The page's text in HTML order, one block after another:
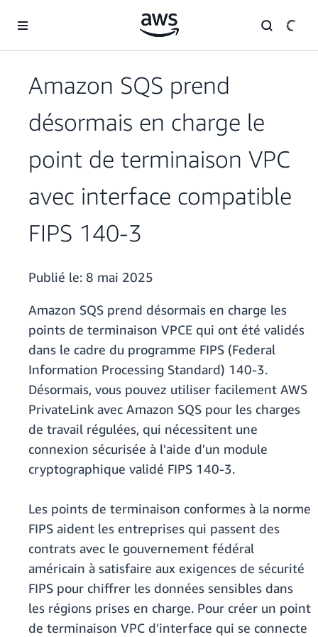
Amazon SQS prend
désormais en charge le
point de terminaison VPC
avec interface compatible
FIPS 140-3
Publié le: 8 mai 2025
Amazon SQS prend désormais en charge les
points de terminaison VPCE qui ont été validés
dans le cadre du programme FIPS (Federal
Information Processing Standard) 140-3.
Désormais, vous pouvez utiliser facilement AWS
PrivateLink avec Amazon SQS pour les charges
de travail régulées, qui nécessitent une
connexion sécurisée à l'aide d'un module
cryptographique validé FIPS 140-3.
Les points de terminaison conformes à la norme
FIPS aident les entreprises qui passent des
contrats avec le gouvernement fédéral
américain à satisfaire aux exigences de sécurité
FIPS pour chiffrer les données sensibles dans
les régions prises en charge. Pour créer un point
de terminaison VPC d'interface qui se connecte